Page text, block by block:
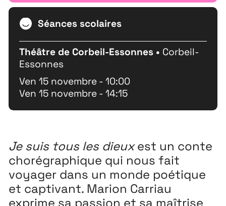
Playground26
3 ↘ 29 NOVEMBRE
Festival26
11 MAI ↘ 13 JUIN
Je suis tous les dieuxest un conte
chorégraphique qui nous fait
voyager dans un monde poétique
et captivant. Marion Carriau
Séances scolaires
Théâtre de Corbeil-Essonnes • Corbeil-
Essonnes
Ven 15 novembre - 10:00
Ven 15 novembre - 14:15